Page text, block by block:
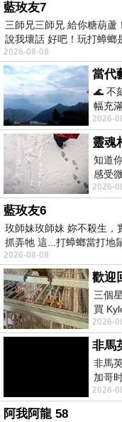
藍玫友7
三師兄三師兄 給你糖葫蘆
說我壞話 好吧！玩打蟑螂
2026-08-08
🌊 不
幅充
藍色
2026-
靈魂
知道
感受
此刻
2026-
藍玫友6
玫師妹玫師妹 妳不殺生，
抓弄牠 這...打蟑螂當打地
2026-08-08
歡迎
三個
買
顧都
2026-
非馬
非馬
加哥
2026-
阿我阿龍 58